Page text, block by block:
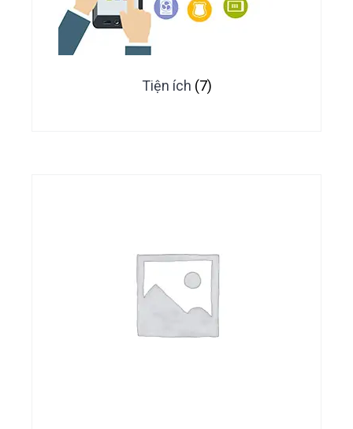
Tiện ích (7)